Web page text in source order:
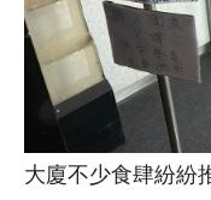
大廈不少食肆紛紛